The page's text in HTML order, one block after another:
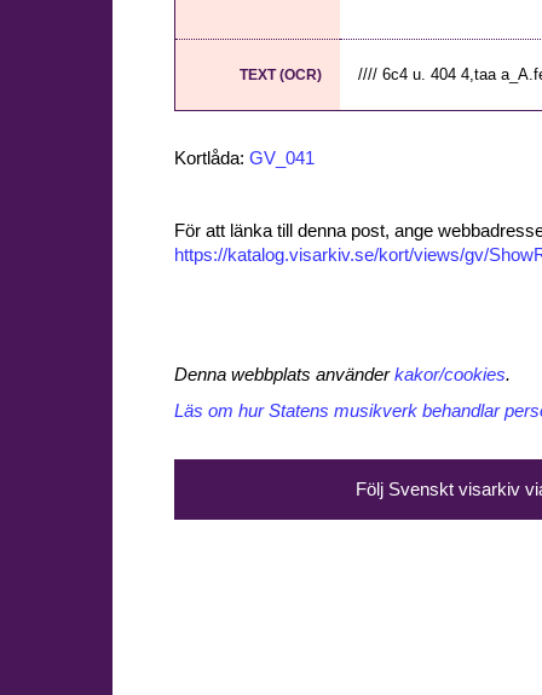
TEXT (OCR) //// 6c4 u. 404 4,taa
Kortlåda: GV_041
För att länka till denna post, ange
https://katalog.visarkiv.se/kort/views/gv/
Denna webbplats använderkakor/cookies.
Läs om hur Statens musikverk behandlar
Följ Svenskt visarkiv